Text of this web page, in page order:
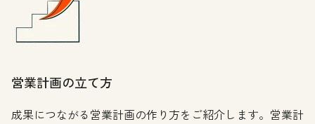
営業計画の立て方
成果につながる営業計画の作り方をご紹介します。営業計